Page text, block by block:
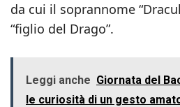
da cui il soprannome
“figlio del Drago”.
Leggi anche Giornata del
le curiosità di un gesto